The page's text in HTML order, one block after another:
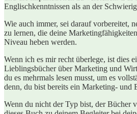
Englischkenntnissen als an der
Wie auch immer, sei darauf vorbereitet,
zu lernen, die deine
Niveau heben werden.
Wenn ich es mir recht überlege, ist dies
Lieblingsbücher über Marketing und
du es mehrmals lesen musst, um es
denn, du bist bereits ein Marketing- und
Wenn du nicht der Typ bist, der Bücher